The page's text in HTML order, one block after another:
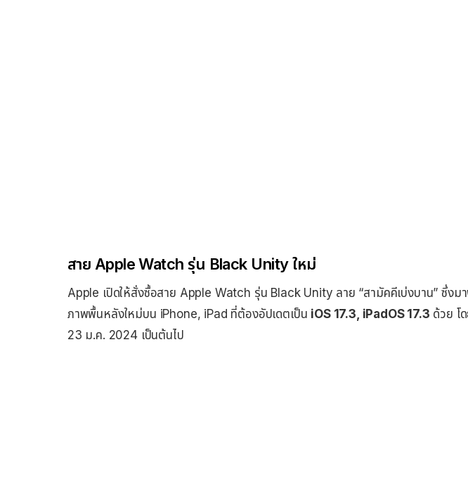
สาย Apple Watch รุ่น Black Unity ใหม่
Apple เปิดให้สั่งซื้อสาย Apple Watch รุ่น Black Unity ลาย “สามัคคีเบ่งบาน” ซึ่งม
ภาพพื้นหลังใหม่บน iPhone, iPad ที่ต้องอัปเดตเป็น iOS 17.3, iPadOS 17.3 ด้วย โ
23 ม.ค. 2024 เป็นต้นไป